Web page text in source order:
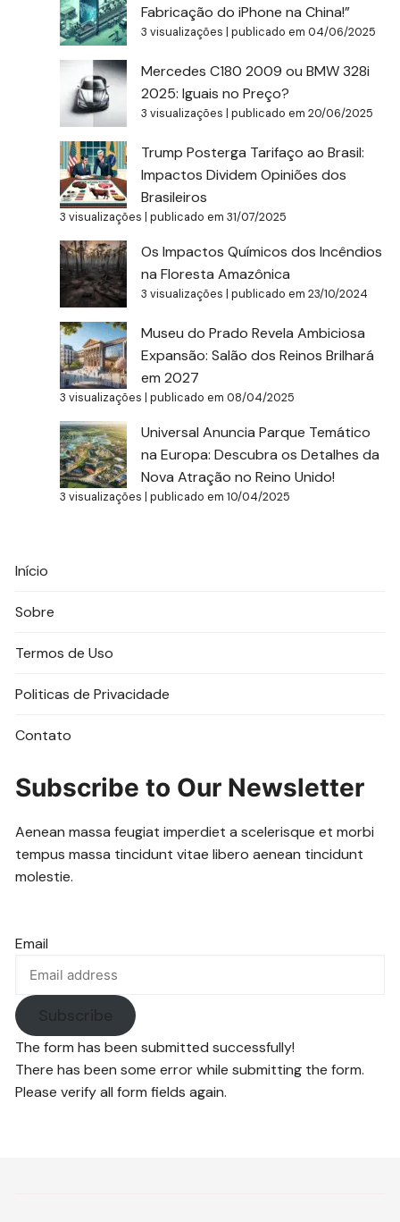
Fabricação do iPhone na China!”
3 visualizações |publicado em 04/06/2025
Mercedes C180 2009 ou BMW 328i
2025: Iguais no Preço?
3 visualizações |publicado em 20/06/2025
Trump Posterga Tarifaço ao Brasil:
Impactos Dividem Opiniões dos
Brasileiros
3 visualizações |publicado em 31/07/2025
Os Impactos Químicos dos Incêndios
na Floresta Amazônica
3 visualizações |publicado em 23/10/2024
Museu do Prado Revela Ambiciosa
Expansão: Salão dos Reinos Brilhará
em 2027
3 visualizações |publicado em 08/04/2025
Universal Anuncia Parque Temático
na Europa: Descubra os Detalhes da
Nova Atração no Reino Unido!
3 visualizações |publicado em 10/04/2025
Início
Sobre
Termos de Uso
Politicas de Privacidade
Contato
Subscribe to Our Newsletter
Aenean massa feugiat imperdiet a scelerisque et morbi
tempus massa tincidunt vitae libero aenean tincidunt
molestie.
Email
Subscribe
The form has been submitted successfully!
There has been some error while submitting the form.
Please verify all form fields again.